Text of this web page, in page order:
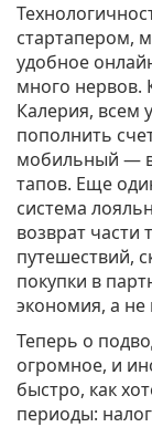
стартапером,
удобное
много нервов.
Калерия, всем
пополнить
мобильный —
тапов. Еще
система
возврат части
путешествий,
покупки в
экономия, а не
Теперь о
огромное, и
быстро, как
периоды: